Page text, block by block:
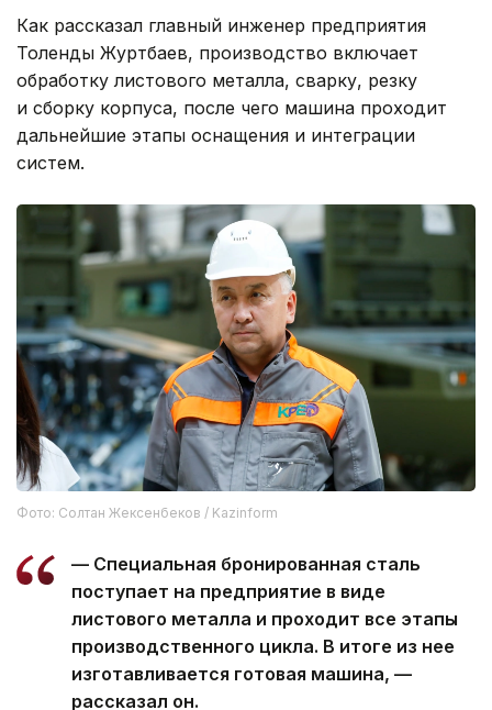
Как рассказал главный инженер предприятия
Толенды Журтбаев, производство включает
обработку листового металла, сварку, резку
и сборку корпуса, после чего машина проходит
дальнейшие этапы оснащения и интеграции
систем.
Фото: Солтан Жексенбеков / Kazinform
— Специальная бронированная сталь
поступает на предприятие в виде
листового металла и проходит все этапы
производственного цикла. В итоге из нее
изготавливается готовая машина, —
рассказал он.